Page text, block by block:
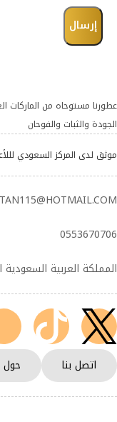
عطورنا مستوحاه من الماركات
الجودة والثبات والفوحان
موثق لدى المركز السعودي
0553670706
المملكة العربية
اتصل بنا حول